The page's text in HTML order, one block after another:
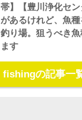
帯】【豊川浄化セ
があるけれど、魚
釣り場。狙うべき
ます
fishingの記事一